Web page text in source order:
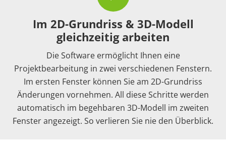
Im 2D-Grundriss & 3D-Modell
gleichzeitig arbeiten
Die Software ermöglicht Ihnen eine
Projektbearbeitung in zwei verschiedenen Fenstern.
Im ersten Fenster können Sie am 2D-Grundriss
Änderungen vornehmen. All diese Schritte werden
automatisch im begehbaren 3D-Modell im zweiten
Fenster angezeigt. So verlieren Sie nie den Überblick.